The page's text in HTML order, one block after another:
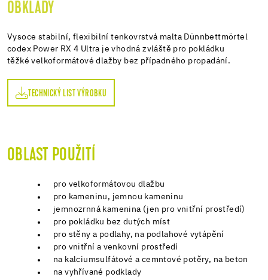
OBKLADY
Vysoce stabilní, flexibilní tenkovrstvá malta Dünnbettmörtel
codex Power RX 4 Ultra je vhodná zvláště pro pokládku
těžké velkoformátové dlažby bez případného propadání.
TECHNICKÝ LIST VÝROBKU
OBLAST POUŽITÍ
pro velkoformátovou dlažbu
pro kameninu, jemnou kameninu
jemnozrnná kamenina (jen pro vnitřní prostředí)
pro pokládku bez dutých míst
pro stěny a podlahy, na podlahové vytápění
pro vnitřní a venkovní prostředí
na kalciumsulfátové a cemntové potěry, na beton
na vyhřívané podklady